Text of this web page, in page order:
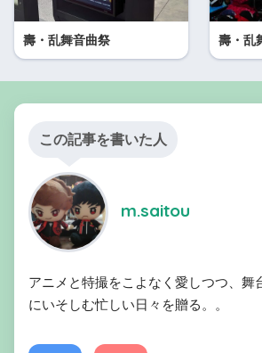
壽・乱舞音曲祭 壽・乱
この記事を書いた人
m.saitou
アニメと特撮をこよなく愛しつつ、舞
にいそしむ忙しい日々を贈る。。